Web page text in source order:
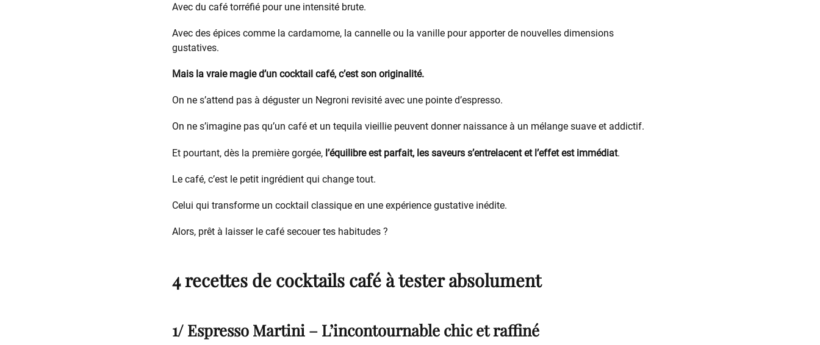
Avec du café torréfié pour une intensité brute.
Avec des épices comme la cardamome, la cannelle ou la vanille pour apporter de nouvelles dimensions
gustatives.
Mais la vraie magie d’un cocktail café, c’est son originalité.
On ne s’attend pas à déguster un Negroni revisité avec une pointe d’espresso.
On ne s’imagine pas qu’un café et un tequila vieillie peuvent donner naissance à un mélange suave et addictif.
Et pourtant, dès la première gorgée, l’équilibre est parfait, les saveurs s’entrelacent et l’effet est immédiat.
Le café, c’est le petit ingrédient qui change tout.
Celui qui transforme un cocktail classique en une expérience gustative inédite.
Alors, prêt à laisser le café secouer tes habitudes ?
4 recettes de cocktails café à tester absolument
1/ Espresso Martini – L’incontournable chic et raffiné